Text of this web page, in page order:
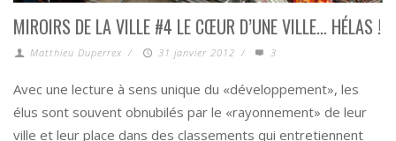
MIROIRS DE LA VILLE #4 LE CŒUR D’UNE VILLE… HÉLAS !
Matthieu Duperrex / 31 janvier 2012 / 3
Avec une lecture à sens unique du «développement», les
élus sont souvent obnubilés par le «rayonnement» de leur
ville et leur place dans des classements qui entretiennent